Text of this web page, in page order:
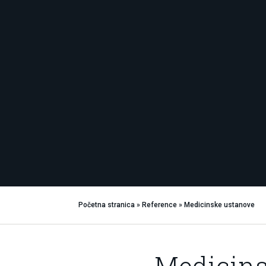
Početna stranica » Reference » Medicinske ustanove